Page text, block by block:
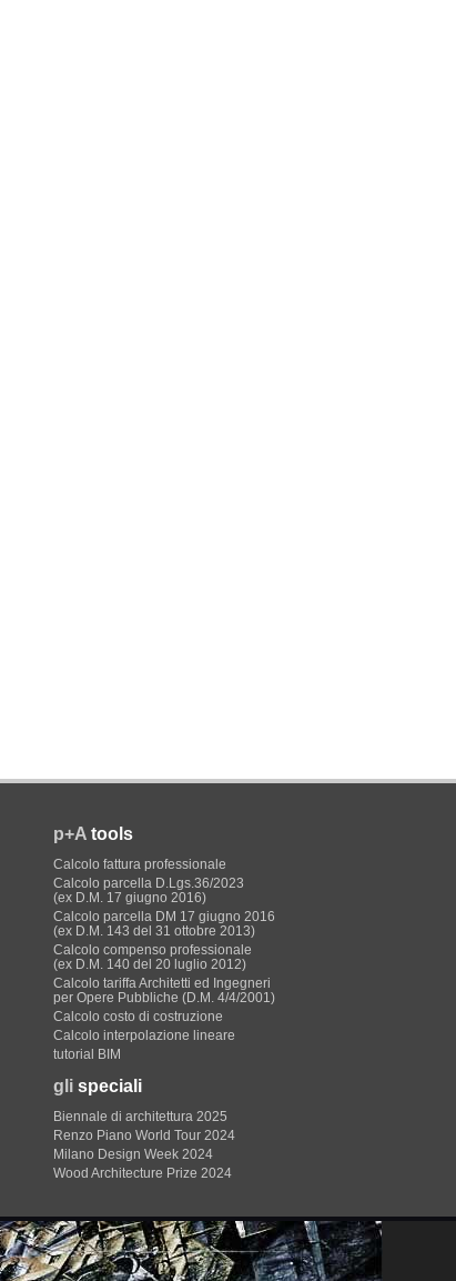
p+A tools
Calcolo fattura professionale
Calcolo parcella D.Lgs.36/2023
(ex D.M. 17 giugno 2016)
Calcolo parcella DM 17 giugno 2016
(ex D.M. 143 del 31 ottobre 2013)
Calcolo compenso professionale
(ex D.M. 140 del 20 luglio 2012)
Calcolo tariffa Architetti ed Ingegneri
per Opere Pubbliche (D.M. 4/4/2001)
Calcolo costo di costruzione
Calcolo interpolazione lineare
tutorial BIM
gli speciali
Biennale di architettura 2025
Renzo Piano World Tour 2024
Milano Design Week 2024
Wood Architecture Prize 2024